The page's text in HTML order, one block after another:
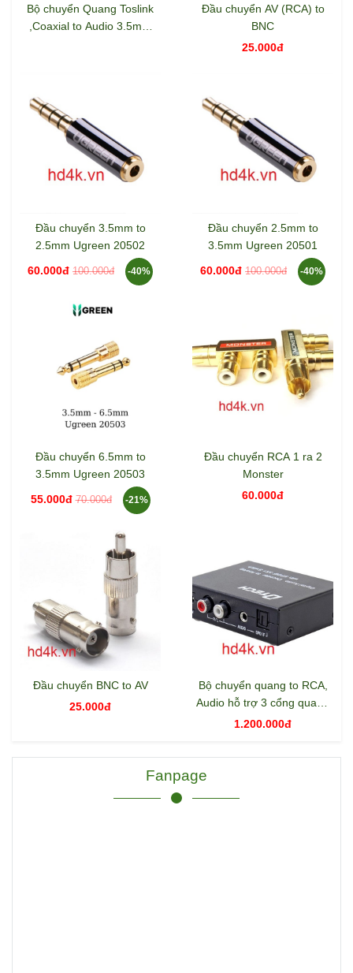
Bộ chuyển Quang Toslink
,Coaxial to Audio 3.5mm
Đầu chuyển AV (RCA) to
BNC
25.000đ
Đầu chuyển 3.5mm to
2.5mm Ugreen 20502
60.000đ 100.000đ -40%
Đầu chuyển 2.5mm to
3.5mm Ugreen 20501
60.000đ 100.000đ -40%
Đầu chuyển 6.5mm to
3.5mm Ugreen 20503
55.000đ 70.000đ -21%
Đầu chuyển RCA 1 ra 2
Monster
60.000đ
Đầu chuyển BNC to AV
25.000đ
Bộ chuyển quang to RCA,
Audio hỗ trợ 3 cổng quang
Dtech DT-6526
1.200.000đ
Fanpage